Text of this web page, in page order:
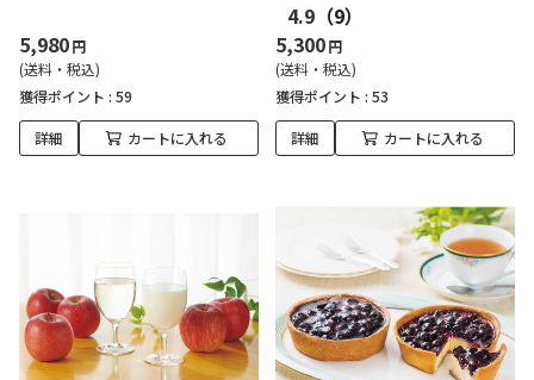
5,980円
(送料・税込)
獲得ポイント : 59
詳細 カートに入れる
4.9 （9）
5,300円
(送料・税込)
獲得ポイント : 53
詳細 カートに入れる